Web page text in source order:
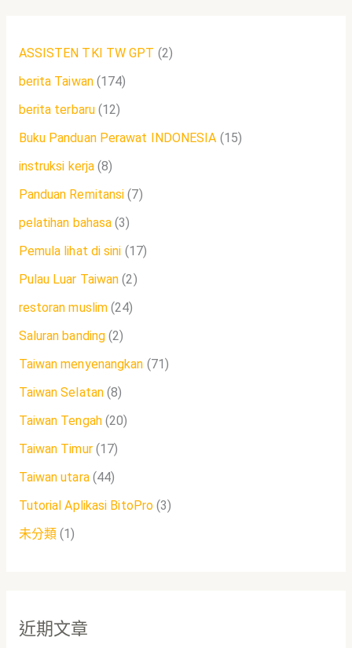
ASSISTEN TKI TW GPT (2)
berita Taiwan(174)
berita terbaru(12)
Buku Panduan Perawat INDONESIA (15)
instruksi kerja (8)
Panduan Remitansi (7)
pelatihan bahasa (3)
Pemula lihat di sini (17)
Pulau Luar Taiwan (2)
restoran muslim (24)
Saluran banding (2)
Taiwan menyenangkan (71)
Taiwan Selatan(8)
Taiwan Tengah(20)
Taiwan Timur(17)
Taiwan utara(44)
Tutorial Aplikasi BitoPro (3)
未分類(1)
近期文章